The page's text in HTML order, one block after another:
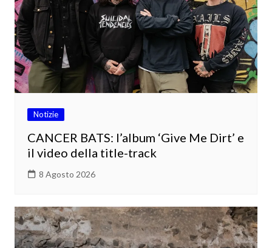
Notizie
CANCER BATS: l’album ‘Give Me Dirt’ e
il video della title-track
8 Agosto 2026